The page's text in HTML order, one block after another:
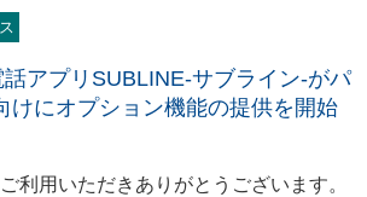
話アプリSUBLINE-サブライン-がパ
けにオプション機能の提供を開始
利用いただきありがとうございます。